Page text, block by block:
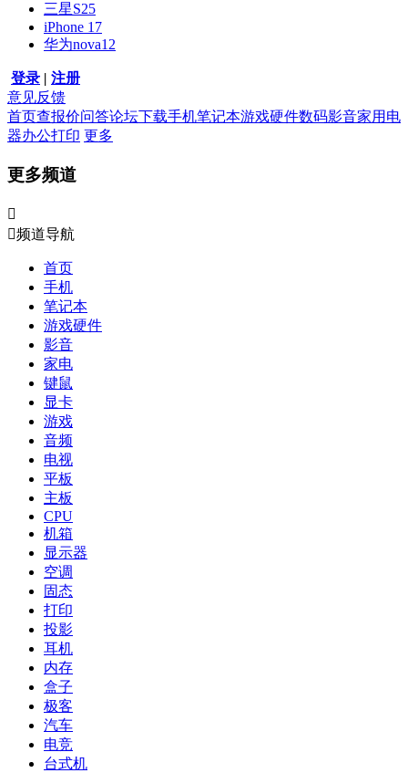
三星S25
iPhone 17
华为nova12
登录 | 注册
意见反馈
首页查报价问答论坛下载手机笔记本游戏硬件数码影音家用电
器办公打印 更多
更多频道

频道导航
首页
手机
笔记本
游戏硬件
影音
家电
键鼠
显卡
游戏
音频
电视
平板
主板
CPU
机箱
显示器
空调
固态
打印
投影
耳机
内存
盒子
极客
汽车
电竞
台式机